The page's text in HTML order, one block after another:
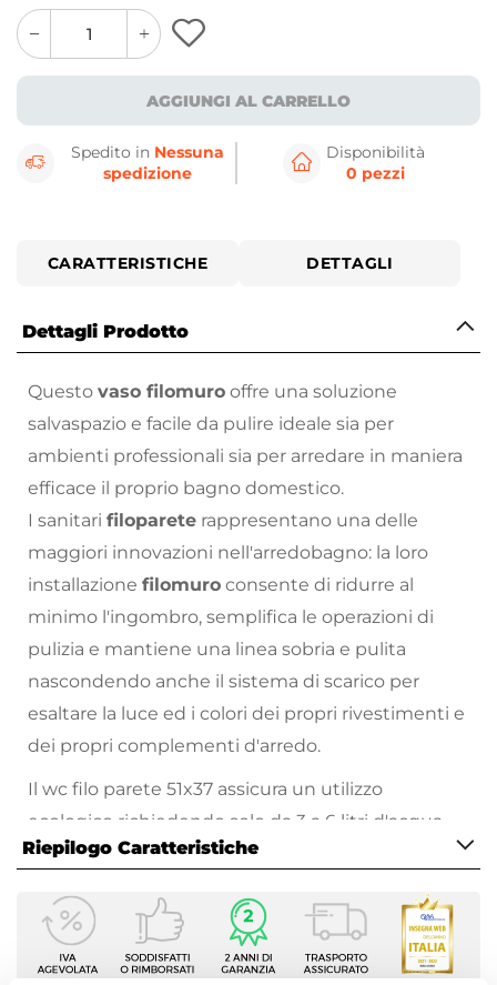
quantity
button
quantity
minus
button
AGGIUNGI AL CARRELLO
Spedito in Nessuna
spedizione
Disponibilità
0 pezzi
CARATTERISTICHE DETTAGLI
Dettagli Prodotto
Questo vaso filomuro offre una soluzione
salvaspazio e facile da pulire ideale sia per
ambienti professionali sia per arredare in maniera
efficace il proprio bagno domestico.
I sanitari filoparete rappresentano una delle
maggiori innovazioni nell'arredobagno: la loro
installazione filomuro consente di ridurre al
minimo l'ingombro, semplifica le operazioni di
pulizia e mantiene una linea sobria e pulita
nascondendo anche il sistema di scarico per
esaltare la luce ed i colori dei propri rivestimenti e
dei propri complementi d'arredo.
Il wc filo parete 51x37 assicura un utilizzo
ecologico richiedendo solo da 3 a 6 litri d'acqua,
grazie alla progettazione accurata.
serie di sanitari per trasmettere un elevato senso
di equilibrio e solidità.
Riepilogo Caratteristiche
Caratteristiche Generali
Tipologia
Filomuro